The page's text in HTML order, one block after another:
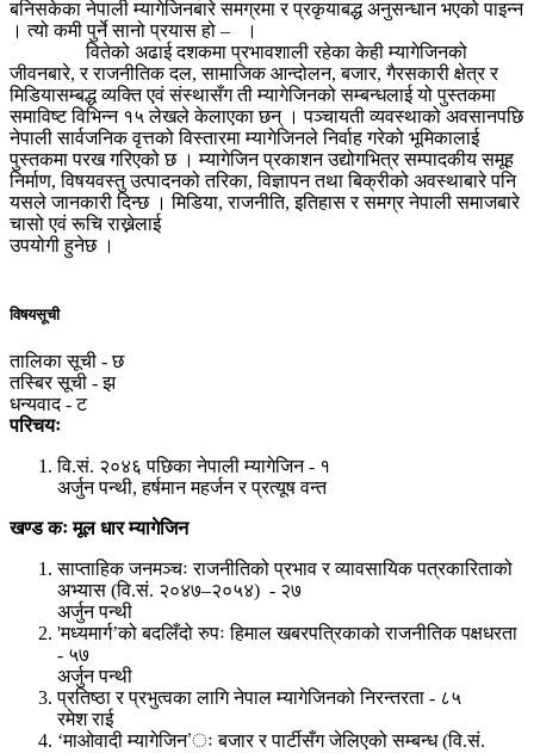
बनिसकेका नेपाली म्यागेजिनबारे समग्रमा र प्रकृयाबद्ध अनुसन्धान भएको पाइन्न
। त्यो कमी पुर्ने सानो प्रयास हो – ।
वितेको अढाई दशकमा प्रभावशाली रहेका केही म्यागेजिनको
जीवनबारे, र राजनीतिक दल, सामाजिक आन्दोलन, बजार, गैरसकारी क्षेत्र र
मिडियासम्बद्ध व्यक्ति एवं संस्थासँग ती म्यागेजिनको सम्बन्धलाई यो पुस्तकमा
समाविष्ट विभिन्न १५ लेखले केलाएका छन् । पञ्चायती व्यवस्थाको अवसानपछि
नेपाली सार्वजनिक वृत्तको विस्तारमा म्यागेजिनले निर्वाह गरेको भूमिकालाई
पुस्तकमा परख गरिएको छ । म्यागेजिन प्रकाशन उद्योगभित्र सम्पादकीय समूह
निर्माण, विषयवस्तु उत्पादनको तरिका, विज्ञापन तथा बिक्रीको अवस्थाबारे पनि
यसले जानकारी दिन्छ । मिडिया, राजनीति, इतिहास र समग्र नेपाली समाजबारे
चासो एवं रूचि राख्नेलाई
उपयोगी हुनेछ ।
विषयसूची
तालिका सूची - छ
तस्बिर सूची - झ
धन्यवाद - ट
परिचयः
वि.सं. २०४६ पछिका नेपाली म्यागेजिन - १
अर्जुन पन्थी, हर्षमान महर्जन र प्रत्यूष वन्त
खण्ड कः मूल धार म्यागेजिन
साप्ताहिक जनमञ्चः राजनीतिको प्रभाव र व्यावसायिक पत्रकारिताको
अभ्यास (वि.सं. २०४७–२०५४) - २७
अर्जुन पन्थी
'मध्यमार्ग’को बदलिँदो रुपः हिमाल खबरपत्रिकाको राजनीतिक पक्षधरता
- ५७
अर्जुन पन्थी
प्रतिष्ठा र प्रभुत्वका लागि नेपाल म्यागेजिनको निरन्तरता - ८५
रमेश राई
‘माओवादी म्यागेजिन’ः बजार र पार्टीसँग जेलिएको सम्बन्ध (वि.सं.